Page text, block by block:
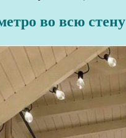
во всю стену